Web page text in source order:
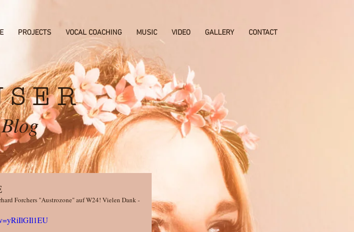
PROJECTS VOCAL COACHING MUSIC VIDEO GALLERY CONTACT
Blog
Forchers "Austrozone" auf W24! Vielen Dank -